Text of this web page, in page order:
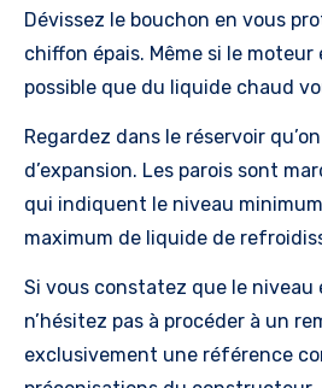
Dévissez le bouchon en vous
chiffon épais. Même si le
possible que du liquide chaud
Regardez dans le réservoir
d’expansion. Les parois sont
qui indiquent le niveau
maximum de liquide de
Si vous constatez que le niveau
n’hésitez pas à procéder à un
exclusivement une référence